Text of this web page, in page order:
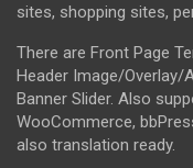
sites, shopping sites,
There are Front Page
Header Image/Overlay/
Banner Slider. Also
WooCommerce,
also translation ready.